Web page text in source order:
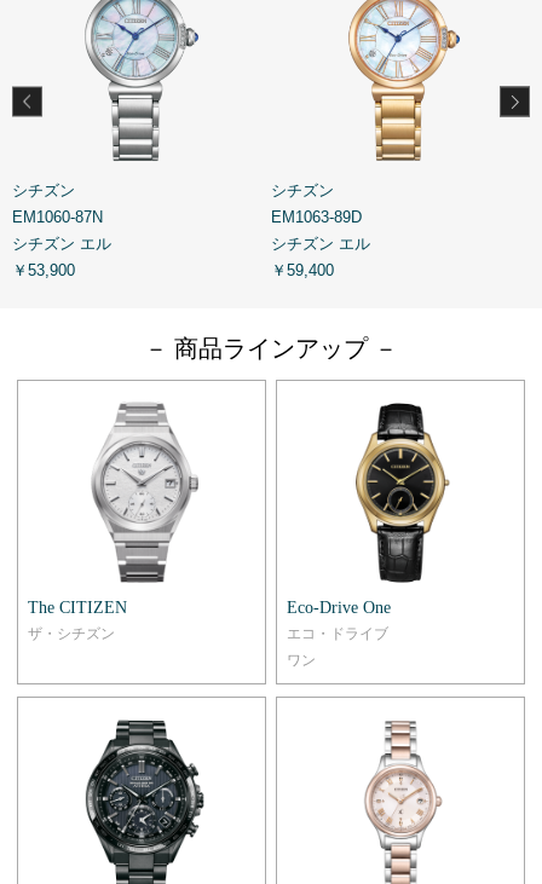
シチズン
EM1060-87N
シチズン エル
￥53,900
シチズン
EM1063-89D
シチズン エル
￥59,400
－ 商品ラインアップ －
The CITIZEN
ザ・シチズン
Eco-Drive One
エコ・ドライブ
ワン